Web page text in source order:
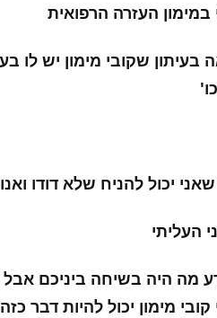
במימון העזרה הרפואית
שקובי מימון יש לו
יכול להניח שלא דודו
העליתי
מה היה בשיחה ביניכם אבל
מימון יכול להיות דבר